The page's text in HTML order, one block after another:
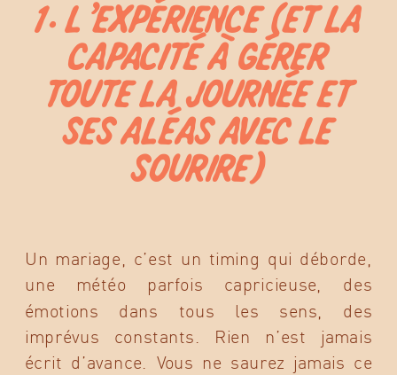
1. L’EXPÉRIENCE (ET LA
CAPACITÉ À GÉRER
TOUTE LA JOURNÉE ET
SES ALÉAS AVEC LE
SOURIRE)
Un mariage, c’est un timing qui déborde,
une météo parfois capricieuse, des
émotions dans tous les sens, des
imprévus constants. Rien n’est jamais
écrit d’avance. Vous ne saurez jamais ce